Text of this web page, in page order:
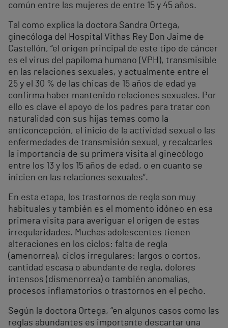
común entre las mujeres de entre 15 y 45 años.
Tal como explica la doctora Sandra Ortega,
ginecóloga del Hospital Vithas Rey Don Jaime de
Castellón, “el origen principal de este tipo de cáncer
es el virus del papiloma humano (VPH), transmisible
en las relaciones sexuales, y actualmente entre el
25 y el 30 % de las chicas de 15 años de edad ya
confirma haber mantenido relaciones sexuales. Por
ello es clave el apoyo de los padres para tratar con
naturalidad con sus hijas temas como la
anticoncepción, el inicio de la actividad sexual o las
enfermedades de transmisión sexual, y recalcarles
la importancia de su primera visita al ginecólogo
entre los 13 y los 15 años de edad, o en cuanto se
inicien en las relaciones sexuales”.
En esta etapa, los trastornos de regla son muy
habituales y también es el momento idóneo en esa
primera visita para averiguar el origen de estas
irregularidades. Muchas adolescentes tienen
alteraciones en los ciclos: falta de regla
(amenorrea), ciclos irregulares: largos o cortos,
cantidad escasa o abundante de regla, dolores
intensos (dismenorrea) o también anomalías,
procesos inflamatorios o trastornos en el pecho.
Según la doctora Ortega, “en algunos casos como las
reglas abundantes es importante descartar una